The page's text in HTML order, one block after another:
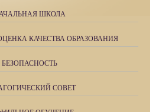
ШКОЛА
КАЧЕСТВА ОБРАЗОВАНИЯ
БЕЗОПАСНОСТЬ
СОВЕТ